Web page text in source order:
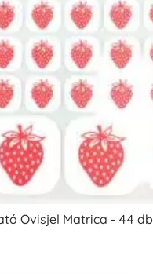
Ovisjel Matrica - 44 db